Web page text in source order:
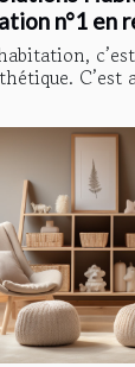
n°1 en
C’est